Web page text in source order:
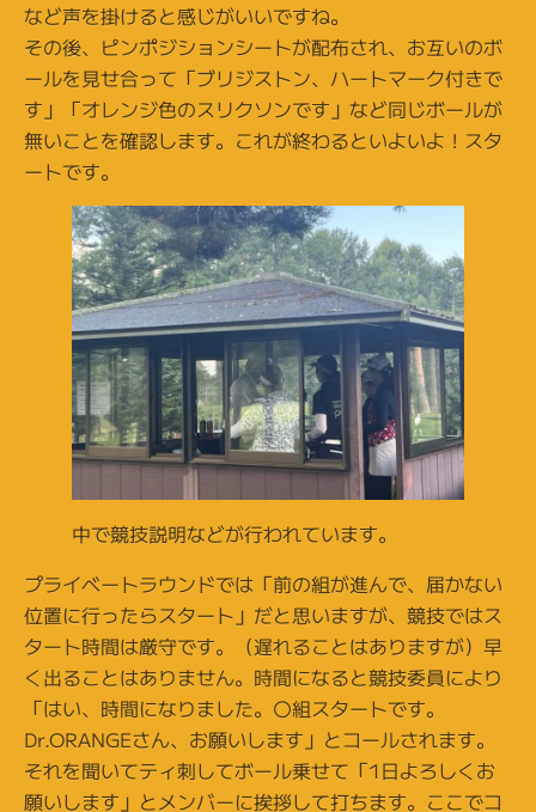
など声を掛けると感じがいいですね。
その後、ピンポジションシートが配布され、お互いのボ
ールを見せ合って「ブリジストン、ハートマーク付きで
す」「オレンジ色のスリクソンです」など同じボールが
無いことを確認します。これが終わるといよいよ！スタ
ートです。
中で競技説明などが行われています。
プライベートラウンドでは「前の組が進んで、届かない
位置に行ったらスタート」だと思いますが、競技ではス
タート時間は厳守です。（遅れることはありますが）早
く出ることはありません。時間になると競技委員により
「はい、時間になりました。〇組スタートです。
Dr.ORANGEさん、お願いします」とコールされます。
それを聞いてティ刺してボール乗せて「1日よろしくお
願いします」とメンバーに挨拶して打ちます。ここでコ